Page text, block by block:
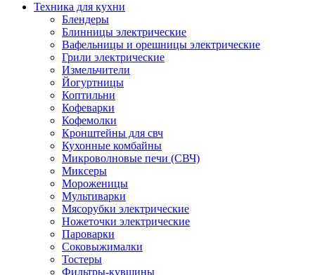
Техника для кухни
Блендеры
Блинницы электрические
Вафельницы и орешницы электрические
Грили электрические
Измельчители
Йогуртницы
Коптильни
Кофеварки
Кофемолки
Кронштейны для свч
Кухонные комбайны
Микроволновые печи (СВЧ)
Миксеры
Мороженицы
Мультиварки
Мясорубки электрические
Ножеточки электрические
Пароварки
Соковыжималки
Тостеры
Фильтры-кувшины